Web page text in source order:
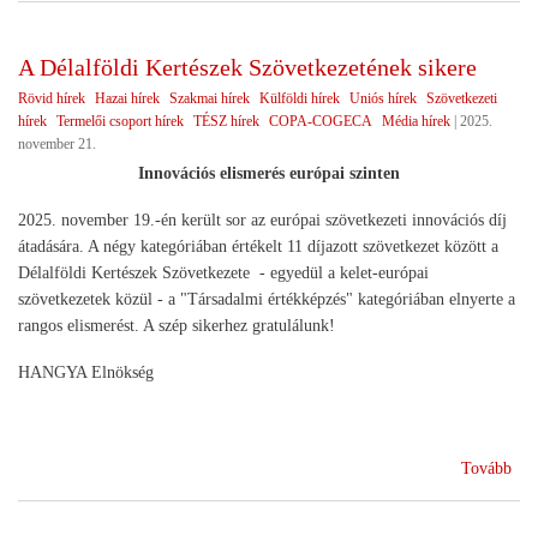
A Délalföldi Kertészek Szövetkezetének sikere
Rövid hírek Hazai hírek Szakmai hírek Külföldi hírek Uniós hírek Szövetkezeti
hírek Termelői csoport hírek TÉSZ hírek COPA-COGECA Média hírek 2025.
november 21.
Innovációs elismerés európai szinten
2025. november 19.-én került sor az európai szövetkezeti innovációs díj
átadására. A négy kategóriában értékelt 11 díjazott szövetkezet között a
Délalföldi Kertészek Szövetkezete - egyedül a kelet-európai
szövetkezetek közül - a "Társadalmi értékképzés" kategóriában elnyerte a
rangos elismerést. A szép sikerhez gratulálunk!
HANGYA Elnökség
Tovább